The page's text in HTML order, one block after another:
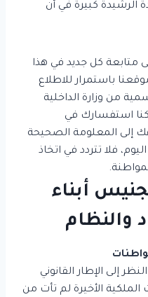
الرشيدة كبيرة في أن
متابعة كل جديد في هذا
باستمرار للاطلاع
من وزارة الداخلية
استفسارك في
إلى المعلومة الصحيحة
فلا تتردد في اتخاذ
أبناء
والنظام
إلى الإطار القانوني
الملكية الأخيرة لم تأت من